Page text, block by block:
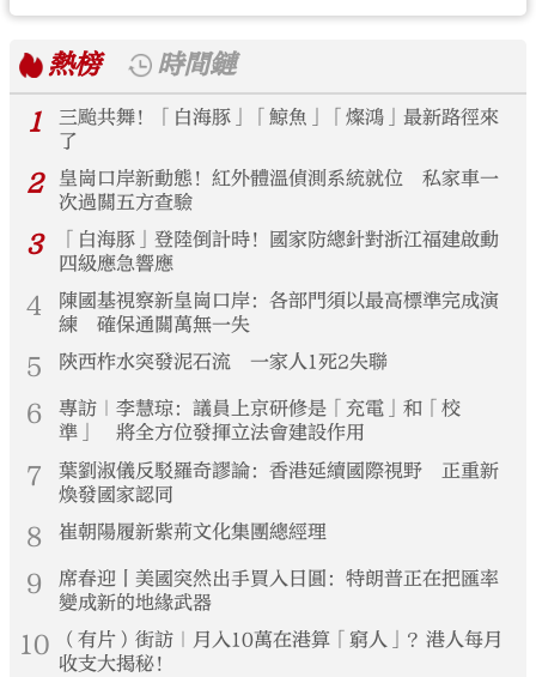
熱榜
時間鏈
1
三颱共舞！「白海豚」「鯨魚」「燦鴻」最新路徑來
了
2
皇崗口岸新動態！紅外體溫偵測系統就位 私家車一
次過關五方查驗
3
「白海豚」登陸倒計時！國家防總針對浙江福建啟動
四級應急響應
4
陳國基視察新皇崗口岸：各部門須以最高標準完成演
練 確保通關萬無一失
5 陝西柞水突發泥石流 一家人1死2失聯
6
專訪｜李慧琼：議員上京研修是「充電」和「校
準」 將全方位發揮立法會建設作用
7
葉劉淑儀反駁羅奇謬論：香港延續國際視野 正重新
煥發國家認同
8 崔朝陽履新紫荊文化集團總經理
9
席春迎丨美國突然出手買入日圓：特朗普正在把匯率
變成新的地緣武器
10
（有片）街訪｜月入10萬在港算「窮人」？港人每月
收支大揭秘！